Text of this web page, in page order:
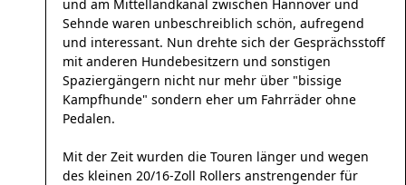
und am Mittellandkanal zwischen Hannover und
Sehnde waren unbeschreiblich schön, aufregend
und interessant. Nun drehte sich der Gesprächsstoff
mit anderen Hundebesitzern und sonstigen
Spaziergängern nicht nur mehr über "bissige
Kampfhunde" sondern eher um Fahrräder ohne
Pedalen.
Mit der Zeit wurden die Touren länger und wegen
des kleinen 20/16-Zoll Rollers anstrengender für